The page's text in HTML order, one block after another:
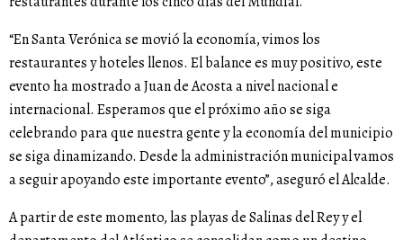
“En Santa Verónica se movió la economía, vimos los
restaurantes y hoteles llenos. El balance es muy positivo, este
evento ha mostrado a Juan de Acosta a nivel nacional e
internacional. Esperamos que el próximo año se siga
celebrando para que nuestra gente y la economía del municipio
se siga dinamizando. Desde la administración municipal vamos
a seguir apoyando este importante evento”, aseguró el Alcalde.
A partir de este momento, las playas de Salinas del Rey y el